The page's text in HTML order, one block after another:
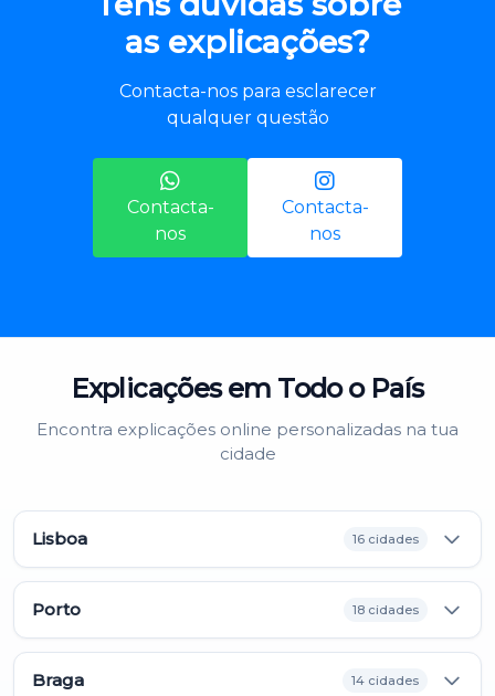
as explicações?
Contacta-nos para esclarecer
qualquer questão
Contacta-
nos
Contacta-
nos
Explicações em Todo o País
Encontra explicações online personalizadas na tua
cidade
Lisboa 16 cidades
Porto 18 cidades
Braga 14 cidades